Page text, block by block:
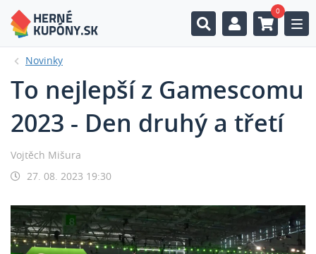
0
Novinky
To nejlepší z Gamescomu
2023 - Den druhý a třetí
Vojtěch Mišura
27. 08. 2023 19:30